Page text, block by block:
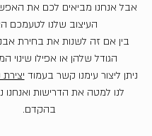
אבל אנחנו מביאים לכם את
העיצוב שלנו לטעמכם
בין אם זה לשנות את בחירת
הגודל שלהן או אפילו שינוי
ניתן ליצור עימנו קשר בעמוד
לנו למטה את הדרישות ואנחנו
בהקדם.